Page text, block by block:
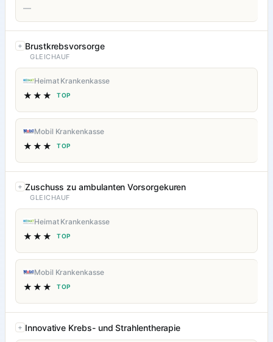
—
Brustkrebsvorsorge
GLEICHAUF
Heimat Krankenkasse
★★★ TOP
Mobil Krankenkasse
★★★ TOP
Zuschuss zu ambulanten Vorsorgekuren
GLEICHAUF
Heimat Krankenkasse
★★★ TOP
Mobil Krankenkasse
★★★ TOP
Innovative Krebs- und Strahlentherapie